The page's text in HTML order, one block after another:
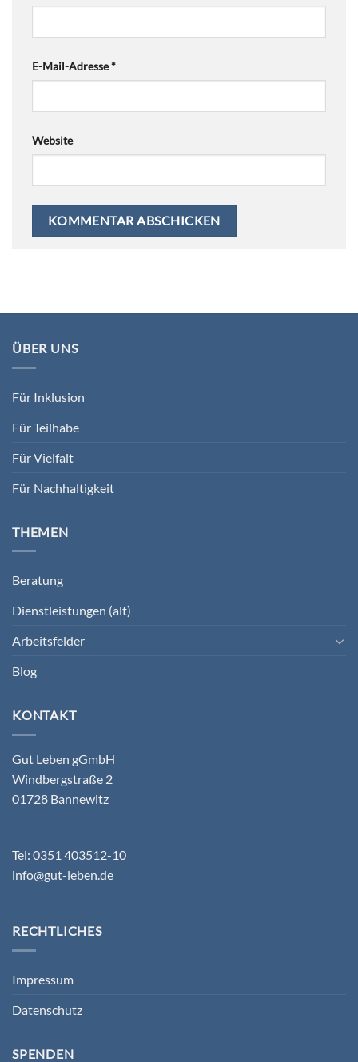
E-Mail-Adresse*
Website
ÜBER UNS
Für Inklusion
Für Teilhabe
Für Vielfalt
Für Nachhaltigkeit
THEMEN
Beratung
Dienstleistungen (alt)
Arbeitsfelder
Blog
KONTAKT
Gut Leben gGmbH
Windbergstraße 2
01728 Bannewitz
Tel: 0351 403512-10
info@gut-leben.de
RECHTLICHES
Impressum
Datenschutz
SPENDEN